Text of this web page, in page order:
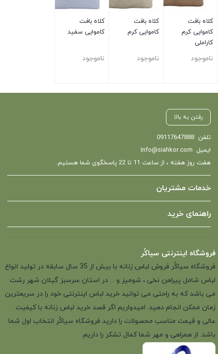
کلاه بافت
کاموایی کرم
کاراملی
ناموجود
کلاه بافت
کاموایی کرم
ناموجود
کلاه بافت
کاموایی سفید
ناموجود
رفتن به بالا
تلفن 09117647888
ایمیل Info@siahkor.com
هفت روز هفته ، از ساعت 11 تا 22 پاسخگوی شما هستیم.
خدمات مشتریان
راهنمای خرید
فروشگاه اینترنتی سیاکُر
فروشگاه سیاکُر فروش لباس زنانه با بیش از 35 سال سابقه در تولید انواع
لباس شامل پیراهن نخی ، شومیز و ... در استان سرسبز گیلان شهر رشت
می باشد که به راحتی می توانید خرید لباس اینترنتی خود را در سریعترین
زمان ممکن انجام دهید. امیدواریم اگر قصد خرید لباس زنانه با کیفیت
عالی و قیمت مناسب محصولات را دارید فروشگاه سیاکُر انتخاب اول شما
باشد. از همراهی و مهر شما کمال تشکر را داریم.